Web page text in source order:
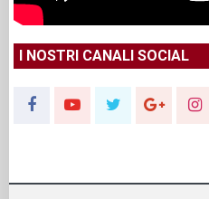
I NOSTRI CANALI SOCIAL